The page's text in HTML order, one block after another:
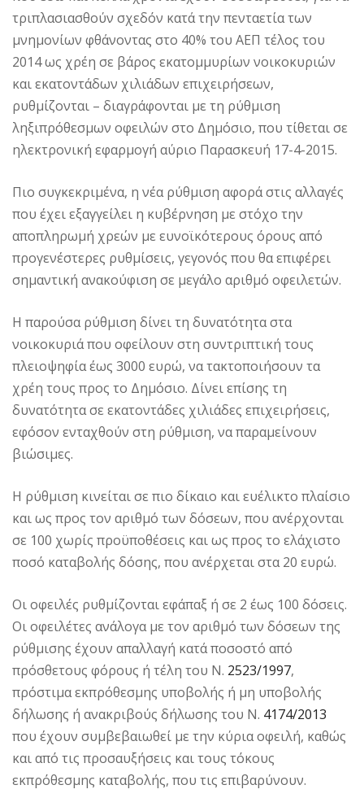
τριπλασιασθούν σχεδόν κατά την πενταετία των
μνημονίων φθάνοντας στο 40% του ΑΕΠ τέλος του
2014 ως χρέη σε βάρος εκατομμυρίων νοικοκυριών
και εκατοντάδων χιλιάδων επιχειρήσεων,
ρυθμίζονται – διαγράφονται με τη ρύθμιση
ληξιπρόθεσμων οφειλών στο Δημόσιο, που τίθεται σε
ηλεκτρονική εφαρμογή αύριο Παρασκευή 17-4-2015.
Πιο συγκεκριμένα, η νέα ρύθμιση αφορά στις αλλαγές
που έχει εξαγγείλει η κυβέρνηση με στόχο την
αποπληρωμή χρεών με ευνοϊκότερους όρους από
προγενέστερες ρυθμίσεις, γεγονός που θα επιφέρει
σημαντική ανακούφιση σε μεγάλο αριθμό οφειλετών.
Η παρούσα ρύθμιση δίνει τη δυνατότητα στα
νοικοκυριά που οφείλουν στη συντριπτική τους
πλειοψηφία έως 3000 ευρώ, να τακτοποιήσουν τα
χρέη τους προς το Δημόσιο. Δίνει επίσης τη
δυνατότητα σε εκατοντάδες χιλιάδες επιχειρήσεις,
εφόσον ενταχθούν στη ρύθμιση, να παραμείνουν
βιώσιμες.
Η ρύθμιση κινείται σε πιο δίκαιο και ευέλικτο πλαίσιο
και ως προς τον αριθμό των δόσεων, που ανέρχονται
σε 100 χωρίς προϋποθέσεις και ως προς το ελάχιστο
ποσό καταβολής δόσης, που ανέρχεται στα 20 ευρώ.
Οι οφειλές ρυθμίζονται εφάπαξ ή σε 2 έως 100 δόσεις.
Οι οφειλέτες ανάλογα με τον αριθμό των δόσεων της
ρύθμισης έχουν απαλλαγή κατά ποσοστό από
πρόσθετους φόρους ή τέλη του Ν. 2523/1997,
πρόστιμα εκπρόθεσμης υποβολής ή μη υποβολής
δήλωσης ή ανακριβούς δήλωσης του Ν. 4174/2013
που έχουν συμβεβαιωθεί με την κύρια οφειλή, καθώς
και από τις προσαυξήσεις και τους τόκους
εκπρόθεσμης καταβολής, που τις επιβαρύνουν.